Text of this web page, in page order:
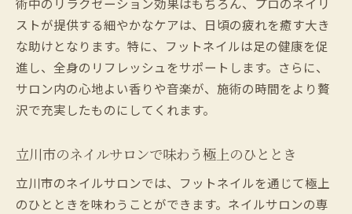
ストが提供する細やかなケアは、日頃の疲れを癒す大き
な助けとなります。特に、フットネイルは足の健康を促
進し、全身のリフレッシュをサポートします。さらに、
サロン内の心地よい香りや音楽が、施術の時間をより贅
沢で充実したものにしてくれます。
立川市のネイルサロンで味わう極上のひととき
立川市のネイルサロンでは、フットネイルを通じて極上
のひとときを味わうことができます。ネイルサロンの専